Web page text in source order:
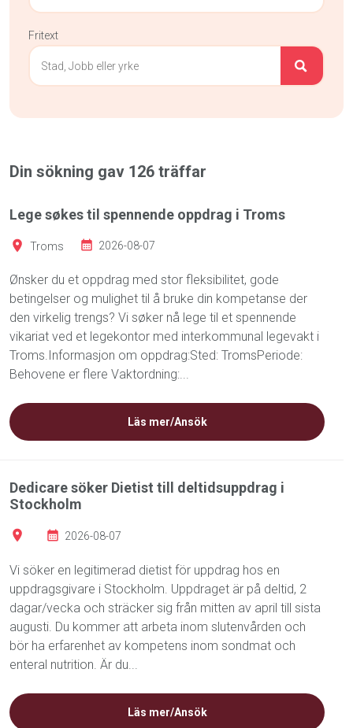
Fritext
Din sökning gav 126 träffar
Lege søkes til spennende oppdrag i Troms
Troms 2026-08-07
Ønsker du et oppdrag med stor fleksibilitet, gode
betingelser og mulighet til å bruke din kompetanse der
den virkelig trengs? Vi søker nå lege til et spennende
vikariat ved et legekontor med interkommunal legevakt i
Troms.Informasjon om oppdrag:Sted: TromsPeriode:
Behovene er flere Vaktordning:...
Läs mer/Ansök
Dedicare söker Dietist till deltidsuppdrag i
Stockholm
2026-08-07
Vi söker en legitimerad dietist för uppdrag hos en
uppdragsgivare i Stockholm. Uppdraget är på deltid, 2
dagar/vecka och sträcker sig från mitten av april till sista
augusti. Du kommer att arbeta inom slutenvården och
bör ha erfarenhet av kompetens inom sondmat och
enteral nutrition. Är du...
Läs mer/Ansök